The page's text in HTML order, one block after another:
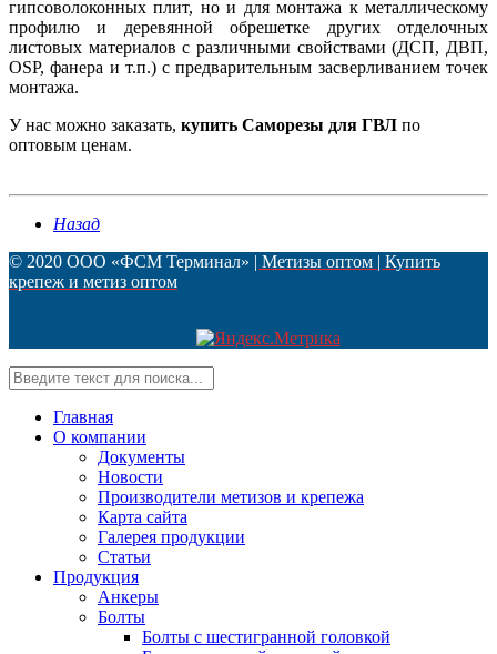
Контакты
гипсоволоконных плит, но и для монтажа к металлическому
профилю и деревянной обрешетке других отделочных
листовых материалов с различными свойствами (ДСП, ДВП,
OSP, фанера и т.п.) с предварительным засверливанием точек
монтажа.
У нас можно заказать, купить Саморезы для ГВЛ по
оптовым ценам.
Назад
© 2020 ООО «ФСМ Терминал» | Метизы оптом | Купить
крепеж и метиз оптом
Главная
О компании
Документы
Новости
Производители метизов и крепежа
Карта сайта
Галерея продукции
Статьи
Продукция
Анкеры
Болты
Болты с шестигранной головкой